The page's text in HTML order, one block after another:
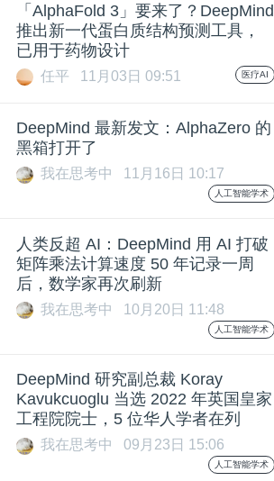
「AlphaFold 3」要来了？DeepMind
推出新一代蛋白质结构预测工具，
已用于药物设计
任平 11月03日 09:51 医疗AI
DeepMind 最新发文：AlphaZero 的
黑箱打开了
我在思考中 11月16日 10:17
人工智能学术
人类反超 AI：DeepMind 用 AI 打破
矩阵乘法计算速度 50 年记录一周
后，数学家再次刷新
我在思考中 10月20日 11:48
人工智能学术
DeepMind 研究副总裁 Koray
Kavukcuoglu 当选 2022 年英国皇家
工程院院士，5 位华人学者在列
我在思考中 09月23日 15:06
人工智能学术